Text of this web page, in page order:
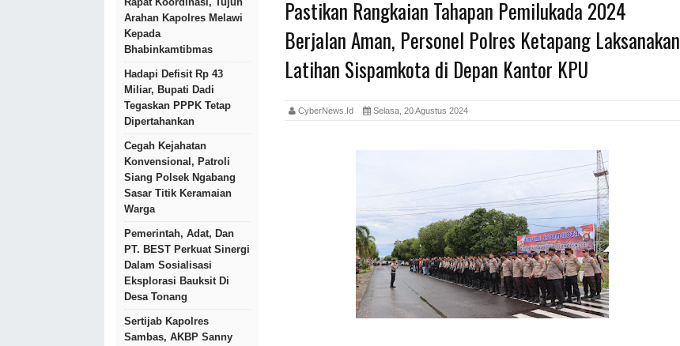
Arahan Kapolres Melawi
Kepada
Bhabinkamtibmas
Hadapi Defisit Rp 43
Miliar, Bupati Dadi
Tegaskan PPPK Tetap
Dipertahankan
Cegah Kejahatan
Konvensional, Patroli
Siang Polsek Ngabang
Sasar Titik Keramaian
Warga
Pemerintah, Adat, Dan
PT. BEST Perkuat Sinergi
Dalam Sosialisasi
Eksplorasi Bauksit Di
Desa Tonang
Sertijab Kapolres
Sambas, AKBP Sanny
Pastikan Rangkaian Tahapan Pemilukada 2024
Berjalan Aman, Personel Polres Ketapang Laksanakan
Latihan Sispamkota di Depan Kantor KPU
CyberNews.id Selasa, 20 Agustus 2024